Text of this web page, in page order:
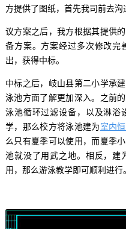
方提供了图纸，首先我司前去沟
议方案之后，我方根据其提供
备方案。方案经过多次修改完
出，获得中标。
中标之后，岐山县第二小学承
泳池方面了解更加深入。之前
泳池循环过滤设备，以及淋浴
学，那么校方将泳池建为 室内
么只有夏季可以使用，而夏季
池就没了用武之地。相反，建
用，那么游泳教学即可顺利进行